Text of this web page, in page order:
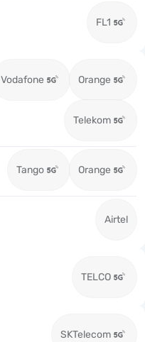
FL1
Vodafone Orange
Telekom
Tango Orange
Airtel
TELCO
SKTelecom